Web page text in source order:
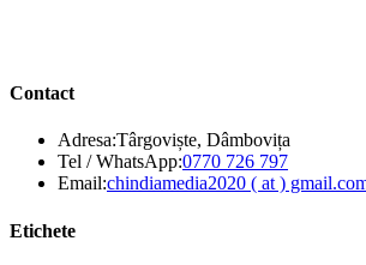
Contact
Adresa:Târgoviște, Dâmbovița
Tel / WhatsApp:0770 726 797Opens
in
Email:chindiamedia2020 ( at )
Etichete